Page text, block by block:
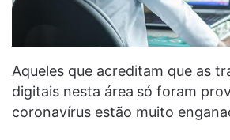
Aqueles que acreditam que as
digitais nesta área só foram
coronavírus estão muito